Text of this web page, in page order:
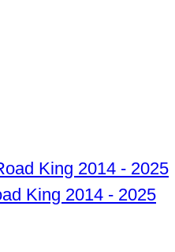
King 2014 - 2025